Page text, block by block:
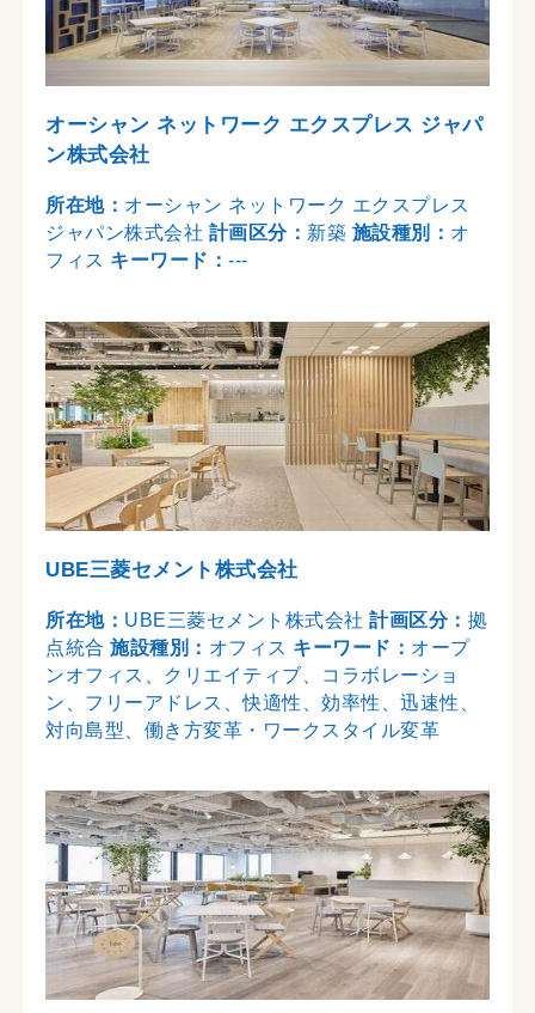
オーシャン ネットワーク エクスプレス ジャパ
ン株式会社
所在地： オーシャン ネットワーク エクスプレス
ジャパン株式会社 計画区分： 新築 施設種別： オ
フィス キーワード：---
UBE三菱セメント株式会社
所在地： UBE三菱セメント株式会社計画区分： 拠
点統合施設種別： オフィス キーワード： オープ
ンオフィス、クリエイティブ、コラボレーショ
ン、フリーアドレス、快適性、効率性、迅速性、
対向島型、働き方変革・ワークスタイル変革